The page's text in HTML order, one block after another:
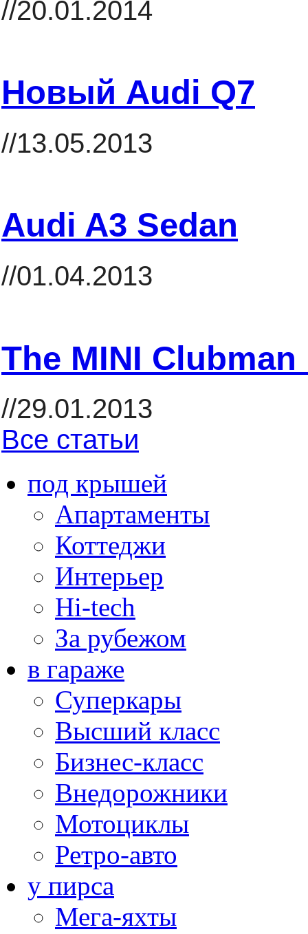
//20.01.2014
Новый Audi Q7
//13.05.2013
Audi A3 Sedan
//01.04.2013
The MINI
//29.01.2013
Все статьи
под крышей
Апартаменты
Коттеджи
Интерьер
Hi-tech
За рубежом
в гараже
Суперкары
Высший класс
Бизнес-класс
Внедорожники
Мотоциклы
Ретро-авто
у пирса
Мега-яхты